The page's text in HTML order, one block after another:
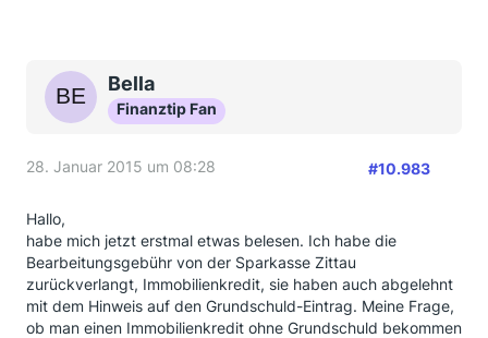
Bella
Finanztip Fan
28. Januar 2015 um 08:28 #10.983
Hallo,
habe mich jetzt erstmal etwas belesen. Ich habe die
Bearbeitungsgebühr von der Sparkasse Zittau
zurückverlangt, Immobilienkredit, sie haben auch abgelehnt
mit dem Hinweis auf den Grundschuld-Eintrag. Meine Frage,
ob man einen Immobilienkredit ohne Grundschuld bekommen